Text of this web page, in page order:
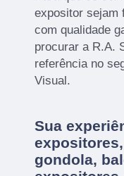
expositor sejam
com qualidade
procurar a R.A.
referência no
Visual.
Sua
gondola,